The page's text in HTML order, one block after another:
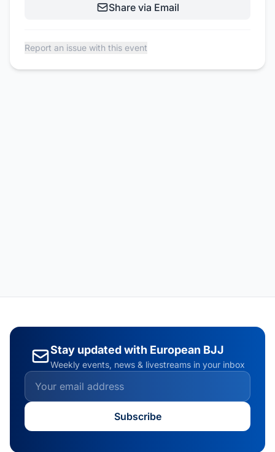
Share via Email
Report an issue with this event
Stay updated with European BJJ
Weekly events, news & livestreams in your inbox
Subscribe